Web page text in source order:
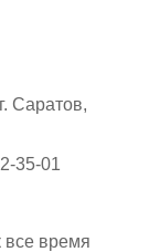
Саратов,
35-01
все время